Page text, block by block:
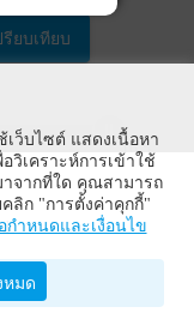
รียบเทียบ
13.5
13.0
16.0
16.5
17.0
เว็บไซต์ แสดงเนื้อหา
วิเคราะห์การเข้าใช้
าจากที่ใด คุณสามารถ
ลิก "การตั้งค่าคุกกี้"
กำหนดและเงื่อนไข
หมด